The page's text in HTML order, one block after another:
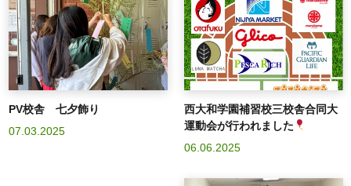
PV校舎 七夕飾り
07.03.2025
西大和学園補習校三校舎合同大
運動会が行われました
06.06.2025